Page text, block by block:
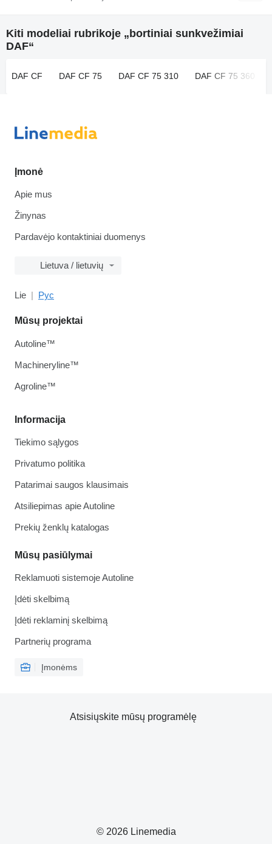
Kiti modeliai rubrikoje „bortiniai sunkvežimiai
DAF“
DAF CF DAF CF 75 DAF CF 75 310 DAF CF 75 360
Įmonė
Apie mus
Žinynas
Pardavėjo kontaktiniai duomenys
Lietuva / lietuvių
Lie Рус
Informacija
Tiekimo sąlygos
Privatumo politika
Patarimai saugos klausimais
Atsiliepimas apie Autoline
Prekių ženklų katalogas
Mūsų pasiūlymai
Reklamuoti sistemoje Autoline
Įdėti skelbimą
Įdėti reklaminį skelbimą
Partnerių programa
Įmonėms
Mūsų projektai
Autoline™
Machineryline™
Agroline™
© 2026 Linemedia
Atsisiųskite mūsų programėlę